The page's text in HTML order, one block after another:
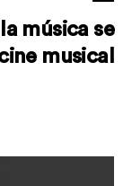
música se
musical